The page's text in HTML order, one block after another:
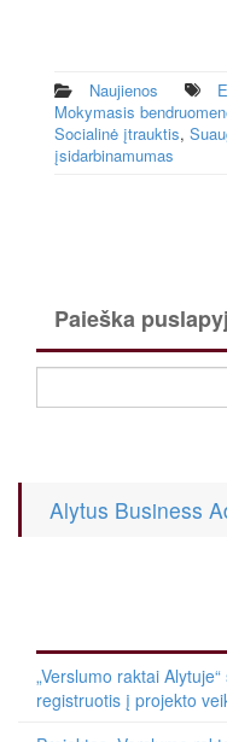
Naujienos
Mokymasis
Socialinė įtrauktis,
įsidarbinamumas
Paieška
Alytus Business
„Verslumo raktai
registruotis į projekto